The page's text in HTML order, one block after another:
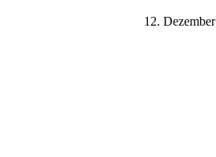
12. Dezember